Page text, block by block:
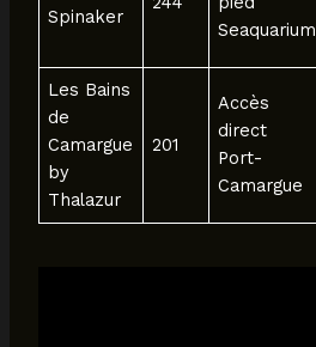
Spinaker
Seaquarium
Les Bains
de
Camargue
by
Thalazur
201
Accès
direct
Port-
Camargue